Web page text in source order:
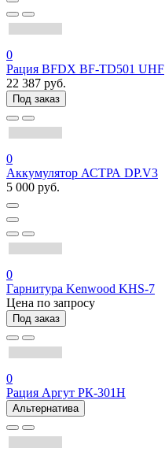
0
Рация BFDX BF-TD501 UHF
22 387 руб.
Под заказ
0
Аккумулятор АСТРА DP.V3
5 000 руб.
0
Гарнитура Kenwood KHS-7
Цена по запросу
Под заказ
0
Рация Аргут РК-301Н
Альтернатива